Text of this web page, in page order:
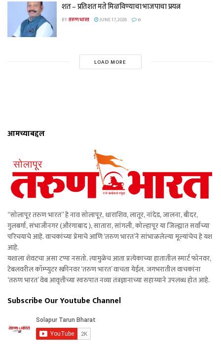
शत – प्रतिशत मते मिळविण्याचा भाजपाचा प्रयत्न
BYतरुण भारत JUNE 17, 2026 0
LOAD MORE
आमच्याबद्दल
“सोलापूर तरुण भारत” हे नाव सोलापूर, धाराशिव, लातूर, नांदेड, जालना, बीदर,
गुलबर्गा, संभाजीनगर (औरंगाबाद ), सातारा, सांगली, कोल्हापूर या जिल्ह्यात सर्वांच्या
परिचयाचे आहे. वाचकांच्या प्रेमाचे आणि ‘तरुण भारत’ने सांभाळलेल्या मूल्यांचेच हे यश
आहे.
यशाला शेवटचा असा टप्पा नसतो. त्यामुळेच आता प्रत्येकाच्या हातातील स्मार्ट फोनवर,
टेबलवरील कॉम्प्युटर स्क्रीनवर ‘तरुण भारत’ वाचता येईल. जगभरातील वाचकांना
‘तरुण भारत’ वेब आवृत्तीच्या स्वरुपात नव्या तंत्रज्ञानाच्या सहाय्याने उपलब्ध होत आहे.
Subscribe Our Youtube Channel